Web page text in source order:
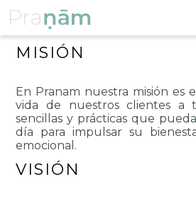
Praṇām
MISIÓN
En Pranam nuestra misión es
vida de nuestros clientes a
sencillas y prácticas que
día para impulsar su
emocional.
VISIÓN